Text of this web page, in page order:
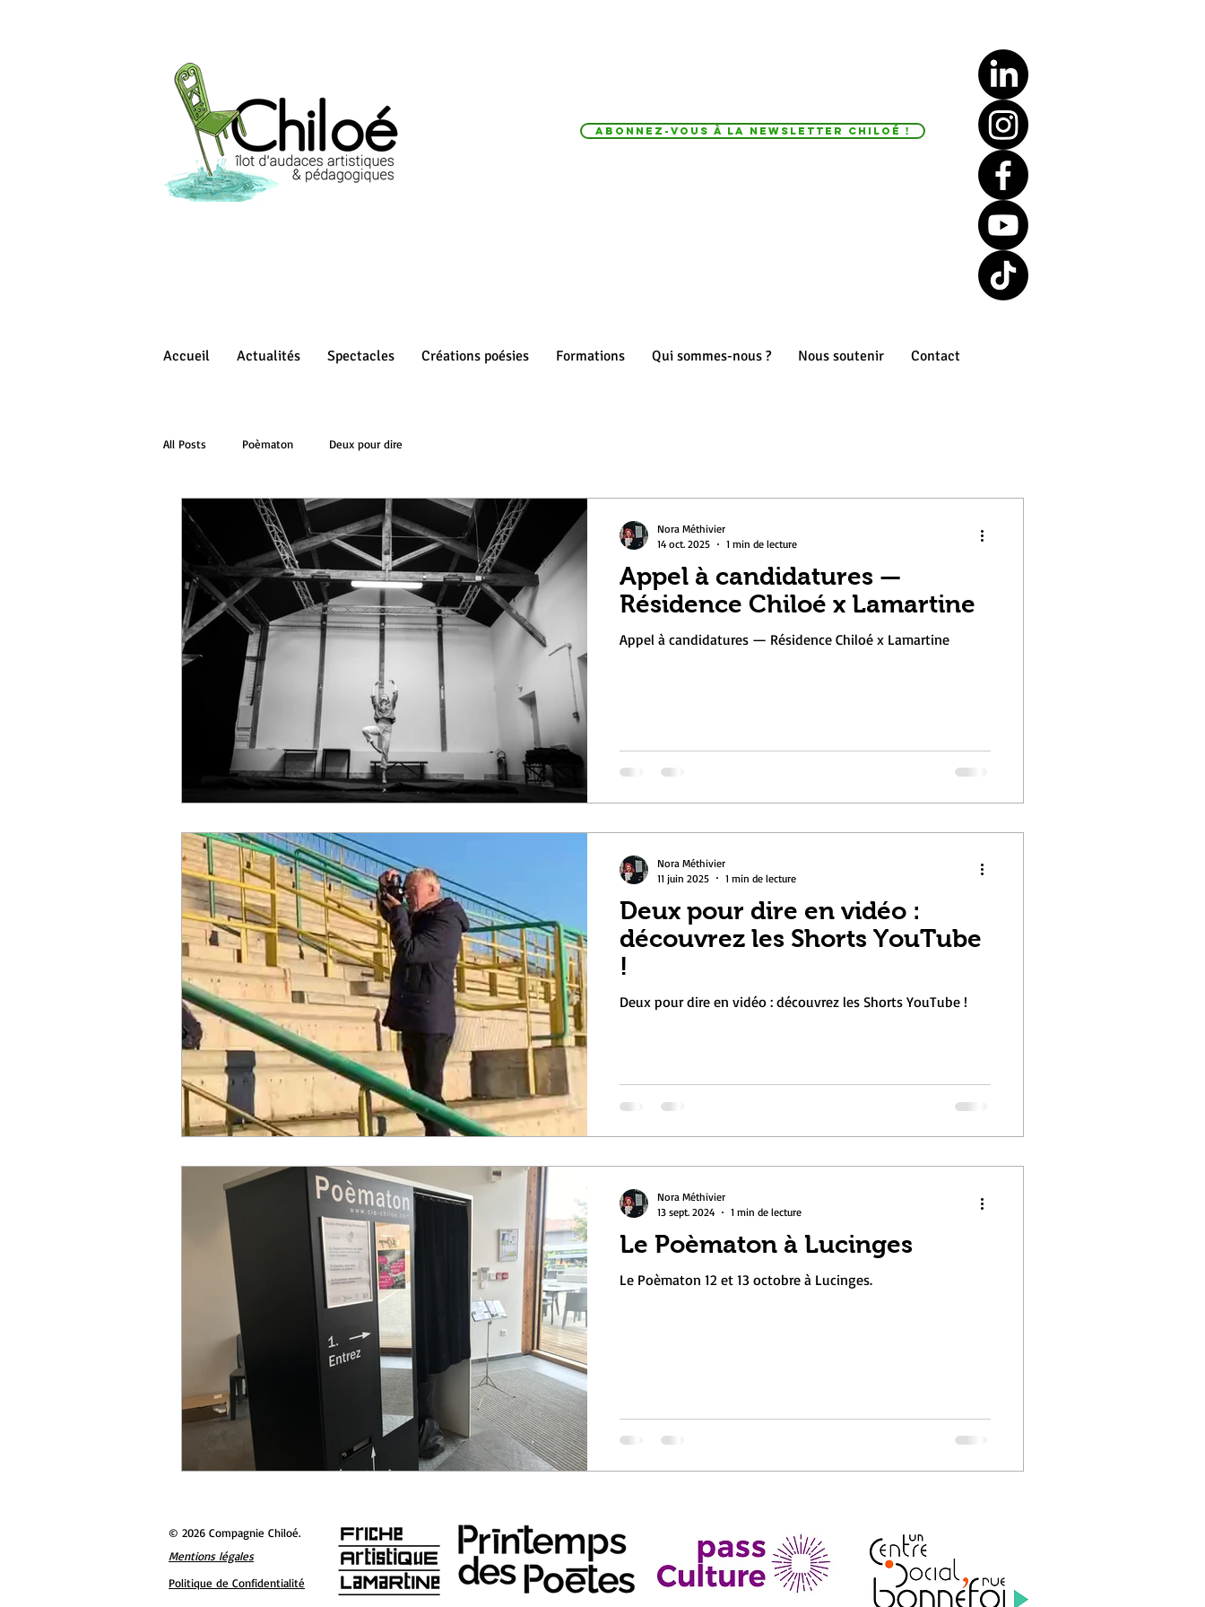
Abonnez-vous à la Newsletter Chiloé !
Accueil Actualités Spectacles Créations poésies Formations Qui sommes-nous ? Nous soutenir Contact
All Posts Poèmaton Deux pour dire
Appel à candidatures —
Résidence Chiloé x Lamartine
Appel à candidatures — Résidence Chiloé x Lamartine
Nora Méthivier
14 oct. 2025
1 min de lecture
Deux pour dire en vidéo :
découvrez les Shorts YouTube
!
Deux pour dire en vidéo : découvrez les Shorts YouTube !
Nora Méthivier
11 juin 2025
1 min de lecture
Le Poèmaton à Lucinges
Le Poèmaton 12 et 13 octobre à Lucinges.
Nora Méthivier
13 sept. 2024
1 min de lecture
© 2026 Compagnie Chiloé.
Mentions légales
Politique de Confidentialité